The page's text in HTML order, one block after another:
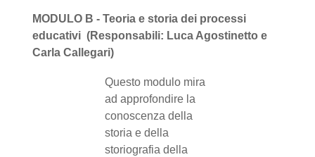
MODULO B - Teoria e storia dei processi
educativi (Responsabili: Luca Agostinetto e
Carla Callegari)
Questo modulo mira
ad approfondire la
conoscenza della
storia e della
storiografia della